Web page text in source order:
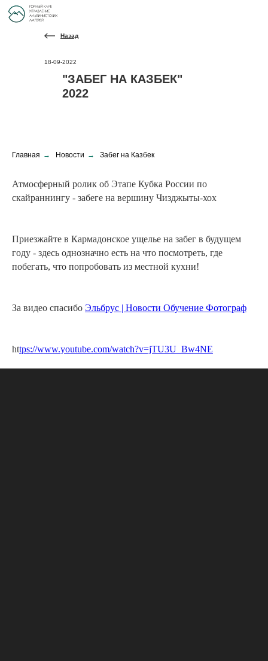
"ЗАБЕГ НА КАЗБЕК"
2022
Назад
18-09-2022
Главная → Новости → Забег на Казбек
Атмосферный ролик об Этапе Кубка России по
скайраннингу - забеге на вершину Чизджыты-хох
Приезжайте в Кармадонское ущелье на забег в будущем
году - здесь однозначно есть на что посмотреть, где
побегать, что попробовать из местной кухни!
За видео спасибо Эльбрус | Новости Обучение Фотограф
https://www.youtube.com/watch?v=jTU3U_Bw4NE